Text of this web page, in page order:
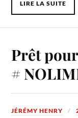
LIRE LA SUITE
Prêt
#
JÉRÉMY HENRY